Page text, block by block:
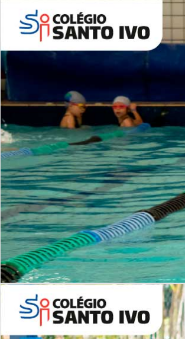
Leituras Literárias
Período Integral | Saiba mais
ALUNOS NOVOS
Entre em Contato
INSTITUCIONAL